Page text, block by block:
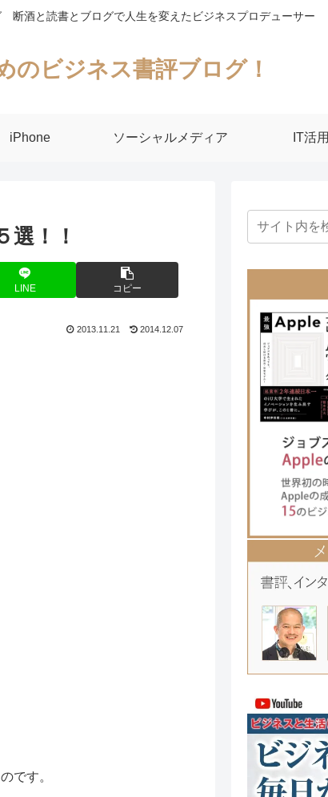
酒と読書とブログで人生を変えたビジネスプロデューサー
のビジネス書評ブログ！
iPhone ソーシャルメディア IT活用
！！
LINE コピー
2013.11.21 2014.12.07
です。